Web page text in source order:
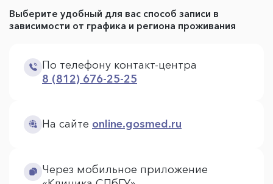
Выберите удобный для вас способ записи в
зависимости от графика и региона проживания
По телефону контакт-центра
8 (812) 676-25-25
На сайте online.gosmed.ru
Через мобильное приложение